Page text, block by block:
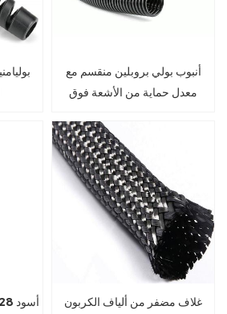
أنبوب بولي بروبلين منقسم مع
معدل حماية من الأشعة فوق
غلاف مضفر من ألياف الكربون